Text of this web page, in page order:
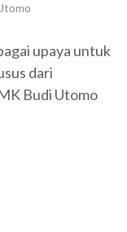
upaya untuk
dari
Budi Utomo